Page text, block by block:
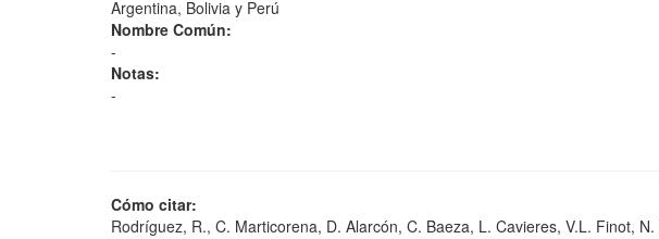
Argentina, Bolivia y Perú
Nombre Común:
-
Notas:
-
Cómo citar:
Rodríguez, R., C. Marticorena, D. Alarcón, C. Baeza, L. Cavieres, V.L. Finot,